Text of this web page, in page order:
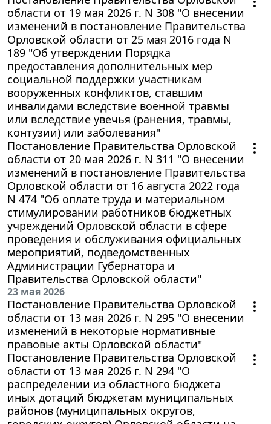
области от 19 мая 2026 г. N 308 "О внесении
изменений в постановление Правительства
Орловской области от 25 мая 2016 года N
189 "Об утверждении Порядка
предоставления дополнительных мер
социальной поддержки участникам
вооруженных конфликтов, ставшим
инвалидами вследствие военной травмы
или вследствие увечья (ранения, травмы,
контузии) или заболевания"
Постановление Правительства Орловской
области от 20 мая 2026 г. N 311 "О внесении
изменений в постановление Правительства
Орловской области от 16 августа 2022 года
N 474 "Об оплате труда и материальном
стимулировании работников бюджетных
учреждений Орловской области в сфере
проведения и обслуживания официальных
мероприятий, подведомственных
Администрации Губернатора и
Правительства Орловской области"
23 мая 2026
Постановление Правительства Орловской
области от 13 мая 2026 г. N 295 "О внесении
изменений в некоторые нормативные
правовые акты Орловской области"
Постановление Правительства Орловской
области от 13 мая 2026 г. N 294 "О
распределении из областного бюджета
иных дотаций бюджетам муниципальных
районов (муниципальных округов,